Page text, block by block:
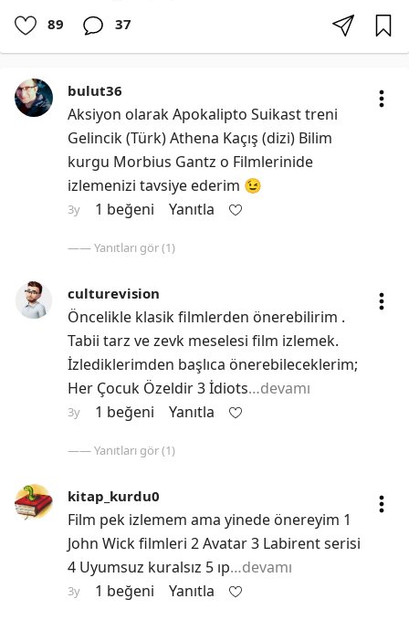
89 37
bulut36
Aksiyon olarak Apokalipto Suikast treni
Gelincik (Türk) Athena Kaçış (dizi) Bilim
kurgu Morbius Gantz o Filmlerinide
izlemenizi tavsiye ederim 😉
3y 1 beğeni Yanıtla
—— Yanıtları gör (1)
culturevision
Öncelikle klasik filmlerden önerebilirim .
Tabii tarz ve zevk meselesi film izlemek.
İzlediklerimden başlıca önerebileceklerim;
Her Çocuk Özeldir 3 İdiots…devamı
3y 1 beğeni Yanıtla
—— Yanıtları gör (1)
kitap_kurdu0
Film pek izlemem ama yinede önereyim 1
John Wick filmleri 2 Avatar 3 Labirent serisi
4 Uyumsuz kuralsız 5 ıp…devamı
3y 1 beğeni Yanıtla